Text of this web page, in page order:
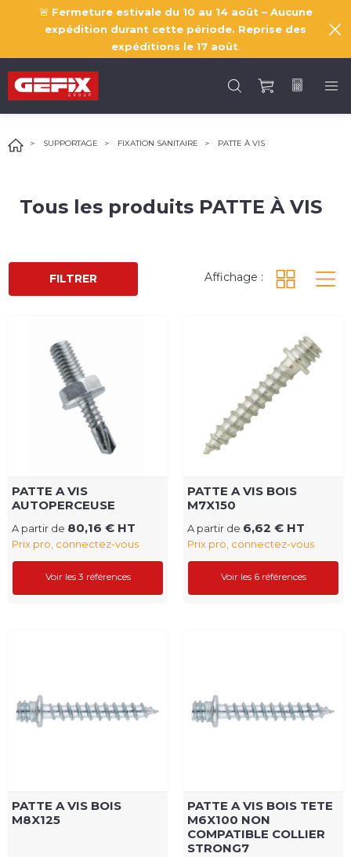
🚨 Fermeture estivale du 10 au 14 août – Aucune
expédition durant cette période. Reprise des
expéditions le 17 août
SUPPORTAGE FIXATION SANITAIRE PATTE À VIS
Tous les produits PATTE À VIS
FILTRER Affichage :
PATTE A VIS
AUTOPERCEUSE
A partir de 80,16 € HT
Prix pro, connectez-vous
Voir les 3 références
PATTE A VIS BOIS
M7X150
A partir de 6,62 € HT
Prix pro, connectez-vous
Voir les 6 références
PATTE A VIS BOIS
M8X125
PATTE A VIS BOIS TETE
M6X100 NON
COMPATIBLE COLLIER
STRONG7